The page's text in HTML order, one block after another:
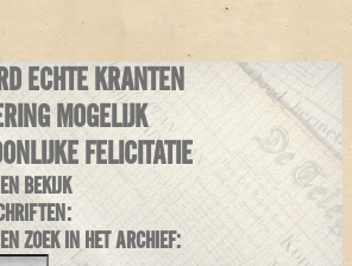
ECHTE KRANTEN
MOGELIJK
FELICITATIE
BEKIJK
ZOEK IN HET ARCHIEF: